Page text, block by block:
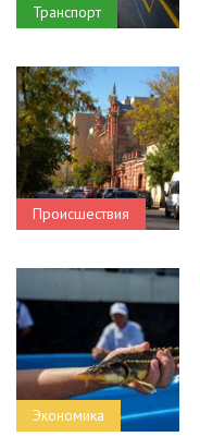
Транспорт
Происшествия
Экономика